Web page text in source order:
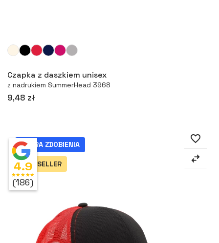
Czapka z daszkiem unisex
z nadrukiem SummerHead 3968
9,48 zł
favorite_border
EXTRA ZDOBIENIA
TOP SELLER
4.9
starstar star starstar
(186)